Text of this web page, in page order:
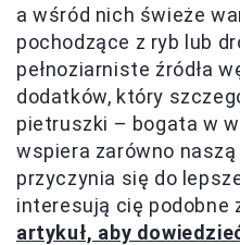
a wśród nich świeże
pochodzące z ryb lub
pełnoziarniste źródła
dodatków, który
pietruszki – bogata w
wspiera zarówno
przyczynia się do
interesują cię podobne
artykuł, aby